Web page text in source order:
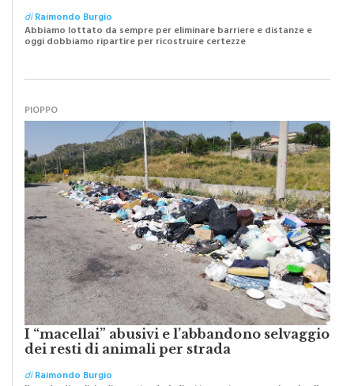
diRaimondo Burgio
Abbiamo lottato da sempre per eliminare barriere e distanze e
oggi dobbiamo ripartire per ricostruire certezze
PIOPPO
I “macellai” abusivi e l’abbandono selvaggio
dei resti di animali per strada
diRaimondo Burgio